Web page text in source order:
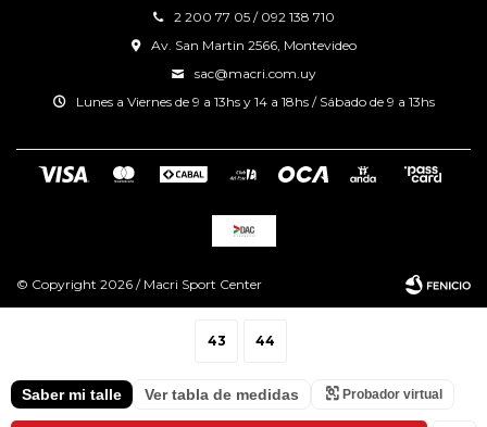
43 44
Saber mi talle Ver tabla de medidas Probador virtual
2 200 77 05 / 092 138 710
Av. San Martin 2566, Montevideo
sac@macri.com.uy
Lunes a Viernes de 9 a 13hs y 14 a 18hs / Sábado de 9 a 13hs
© Copyright 2026 / Macri Sport Center